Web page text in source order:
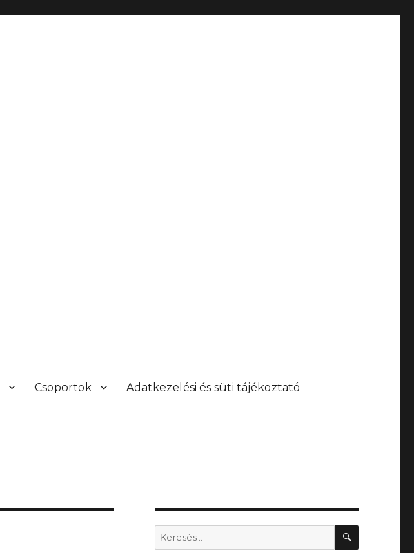
Csoportok Adatkezelési és süti tájékoztató
Keresés
a
KERESÉS